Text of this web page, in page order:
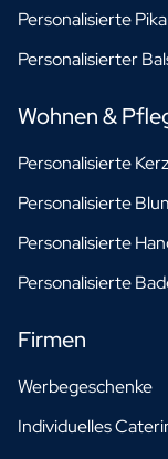
Personalisierte
Personalisierter
Wohnen &
Personalisierte
Personalisierte
Personalisierte
Personalisierte
Firmen
Werbegeschenke
Individuelles